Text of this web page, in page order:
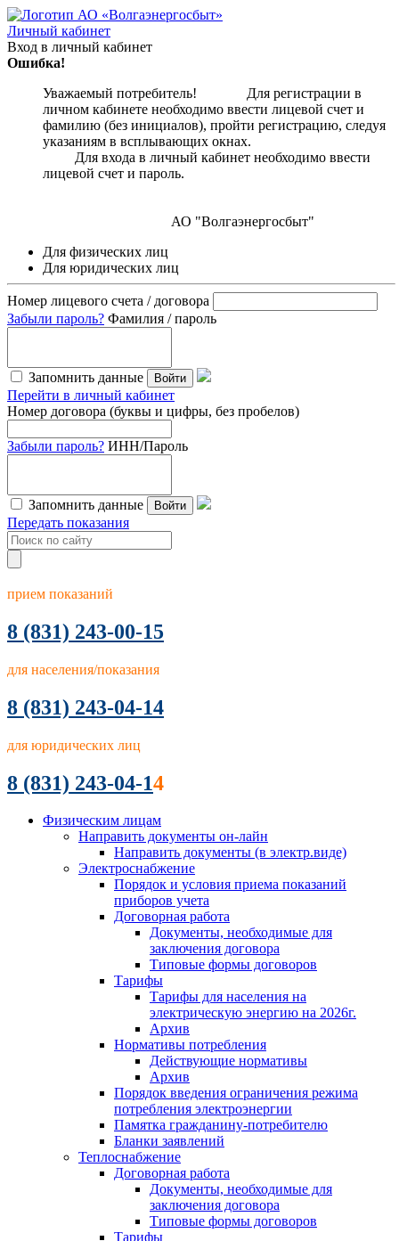
Личный кабинет
Вход в личный кабинет
Ошибка!
Уважаемый потребитель! Для регистрации в
личном кабинете необходимо ввести лицевой счет и
фамилию (без инициалов), пройти регистрацию, следуя
указаниям в всплывающих окнах.
Для входа в личный кабинет необходимо ввести
лицевой счет и пароль.
АО "Волгаэнергосбыт"
Для физических лиц
Для юридических лиц
Номер лицевого счета / договора
Забыли пароль? Фамилия / пароль
Запомнить данные Войти
Перейти в личный кабинет
Номер договора (буквы и цифры, без пробелов)
Забыли пароль? ИНН/Пароль
Запомнить данные Войти
Передать показания
прием показаний
8 (831) 243-00-15
для населения/показания
8 (831) 243-04-14
для юридических лиц
8 (831) 243-04-14
Физическим лицам
Направить документы он-лайн
Направить документы (в электр.виде)
Электроснабжение
Порядок и условия приема показаний
приборов учета
Договорная работа
Документы, необходимые для
заключения договора
Типовые формы договоров
Тарифы
Тарифы для населения на
электрическую энергию на 2026г.
Архив
Нормативы потребления
Действующие нормативы
Архив
Порядок введения ограничения режима
потребления электроэнергии
Памятка гражданину-потребителю
Бланки заявлений
Теплоснабжение
Договорная работа
Документы, необходимые для
заключения договора
Типовые формы договоров
Тарифы